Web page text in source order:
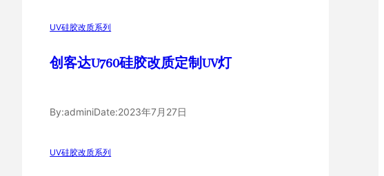
UV硅胶改质系列
创客达U760硅胶改质定制UV灯
By:adminiDate:2023年7月27日
UV硅胶改质系列